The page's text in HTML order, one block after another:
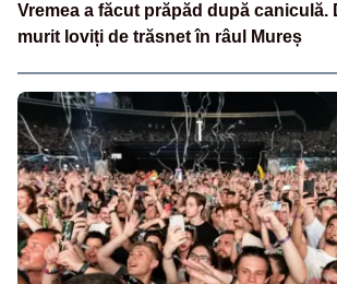
Vremea a făcut prăpăd după caniculă.
murit loviți de trăsnet în râul Mureș